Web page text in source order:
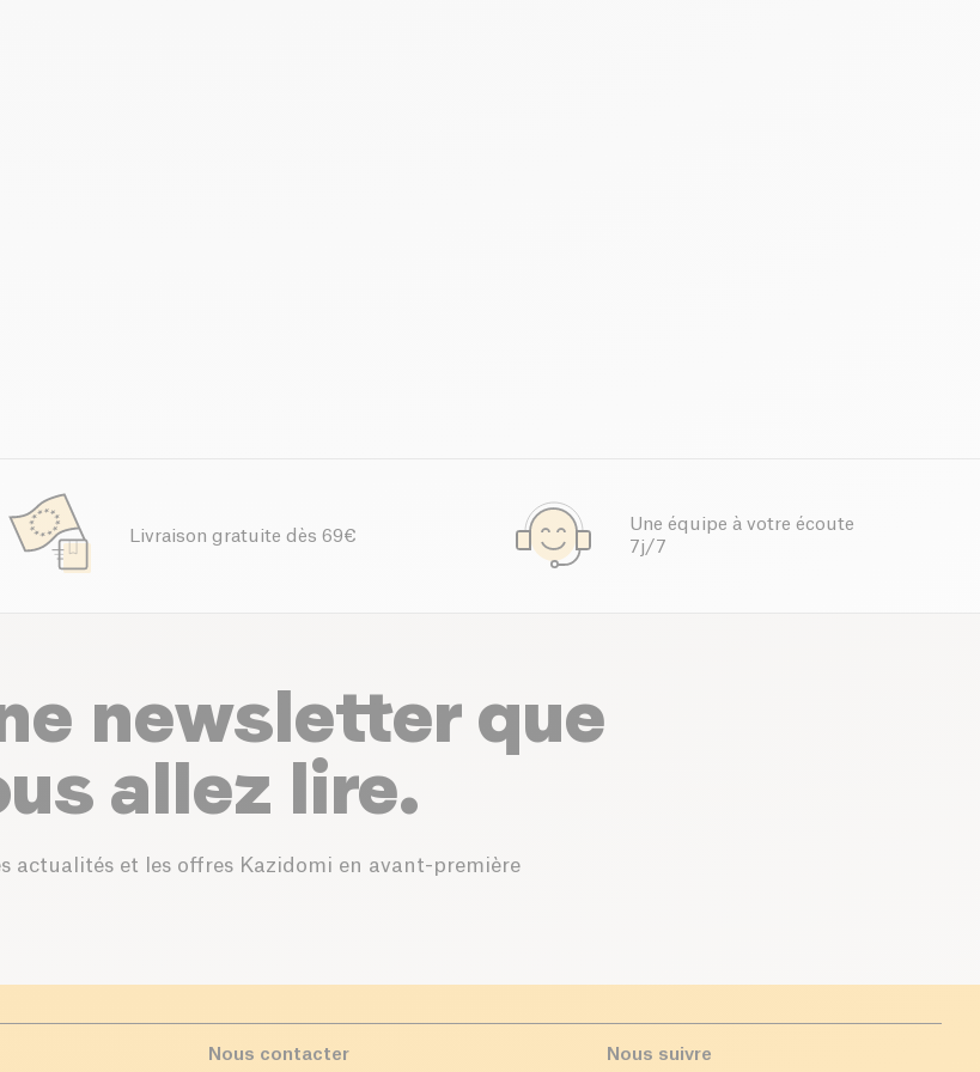
Livraison gratuite dès 69€
Une équipe à votre écoute
7j/7
newsletter que
allez lire.
actualités et les offres Kazidomi en avant-première
Nous contacter Nous suivre